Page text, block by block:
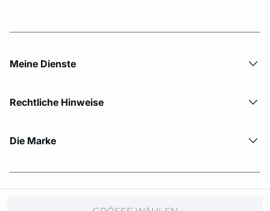
Meine Dienste
Rechtliche Hinweise
Die Marke